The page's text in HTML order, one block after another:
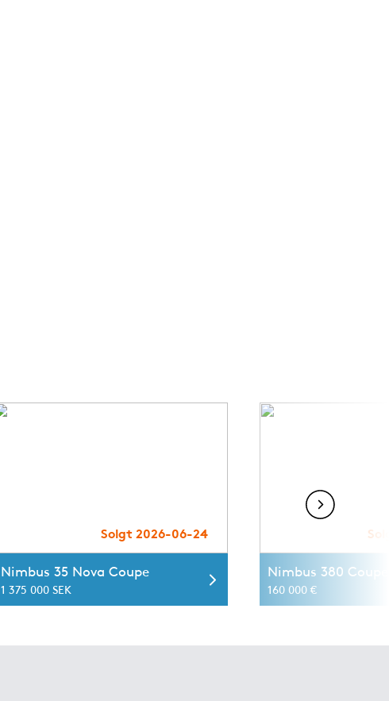
Solgt 2026-06-24
Nimbus 35 Nova Coupe
1 375 000 SEK
Nimbus 380
160 000 €